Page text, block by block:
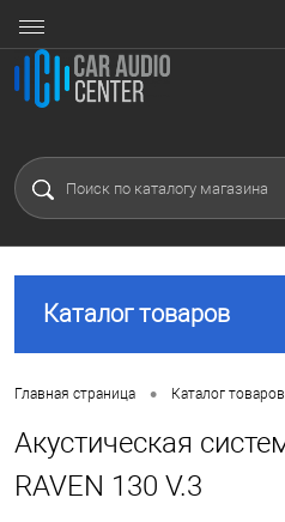
Каталог товаров
Главная страница • Каталог товаров
Акустическая
RAVEN 130 V.3